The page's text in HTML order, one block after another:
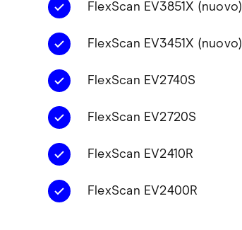
FlexScan EV3851X (nuovo)
FlexScan EV3451X (nuovo)
FlexScan EV2740S
FlexScan EV2720S
FlexScan EV2410R
FlexScan EV2400R